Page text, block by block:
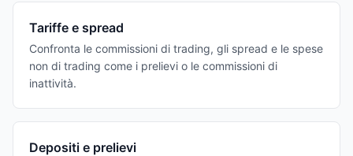
Tariffe e spread
Confronta le commissioni di trading, gli spread e le spese
non di trading come i prelievi o le commissioni di
inattività.
Depositi e prelievi